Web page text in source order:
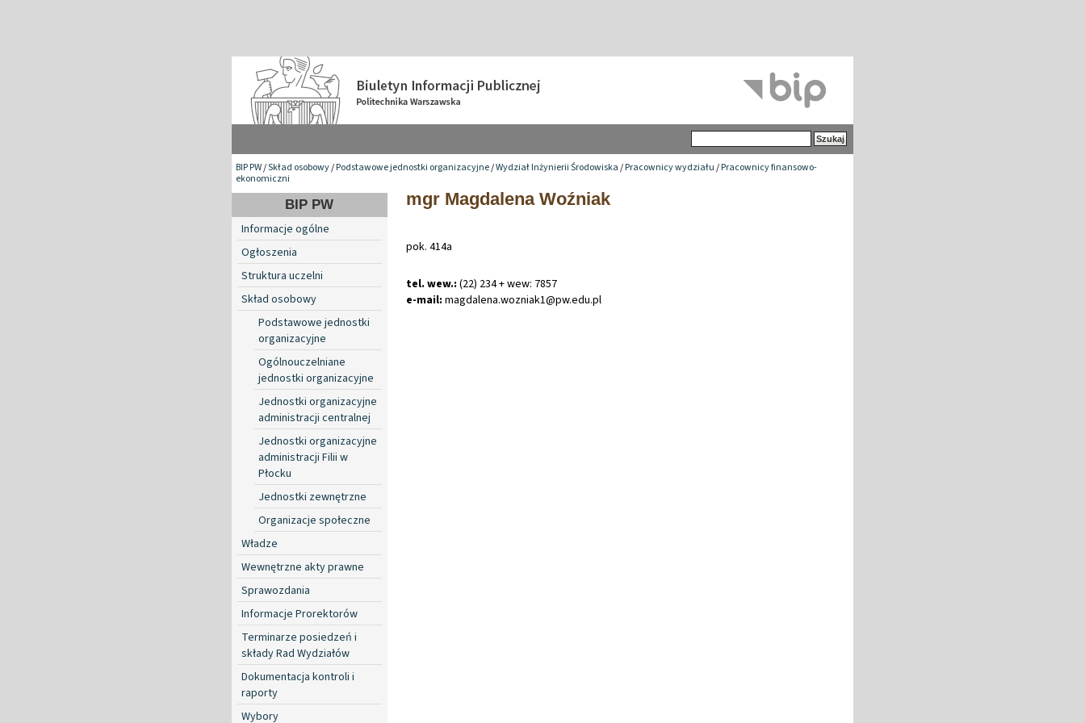
BIP PW/Skład osobowy/Podstawowe jednostki organizacyjne/Wydział Inżynierii Środowiska/Pracownicy wydziału/Pracownicy finansowo-
ekonomiczni
BIP PW
Informacje ogólne
Ogłoszenia
Struktura uczelni
Skład osobowy
Podstawowe jednostki
organizacyjne
Ogólnouczelniane
jednostki organizacyjne
Jednostki organizacyjne
administracji centralnej
Jednostki organizacyjne
administracji Filii w
Płocku
Jednostki zewnętrzne
Organizacje społeczne
Władze
Wewnętrzne akty prawne
Sprawozdania
Informacje Prorektorów
Terminarze posiedzeń i
składy Rad Wydziałów
Dokumentacja kontroli i
raporty
Wybory
mgr Magdalena Woźniak
pok. 414a
tel. wew.: (22) 234 + wew: 7857
e-mail: magdalena.wozniak1@pw.edu.pl